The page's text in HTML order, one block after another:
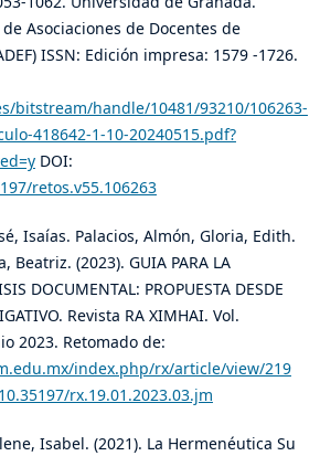
Asociaciones de Docentes de
ISSN: Edición impresa: 1579 -1726.
bitstream/handle/10481/93210/106263-
418642-1-10-20240515.pdf?
DOI:
retos.v55.106263
Isaías. Palacios, Almón, Gloria, Edith.
Beatriz. (2023). GUIA PARA LA
DOCUMENTAL: PROPUESTA DESDE
Revista RA XIMHAI. Vol.
2023. Retomado de:
index.php/rx/article/view/219
rx.19.01.2023.03.jm
Isabel. (2021). La Hermenéutica Su